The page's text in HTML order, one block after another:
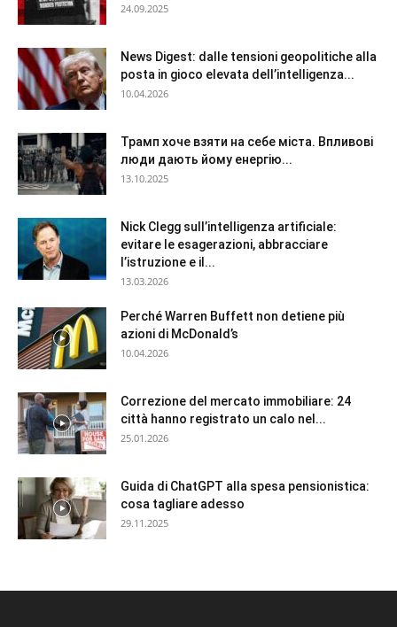
24.09.2025
News Digest: dalle tensioni geopolitiche alla
posta in gioco elevata dell’intelligenza...
10.04.2026
Трамп хоче взяти на себе міста. Впливові
люди дають йому енергію...
13.10.2025
Nick Clegg sull’intelligenza artificiale:
evitare le esagerazioni, abbracciare
l’istruzione e il...
13.03.2026
Perché Warren Buffett non detiene più
azioni di McDonald’s
10.04.2026
Correzione del mercato immobiliare: 24
città hanno registrato un calo nel...
25.01.2026
Guida di ChatGPT alla spesa pensionistica:
cosa tagliare adesso
29.11.2025